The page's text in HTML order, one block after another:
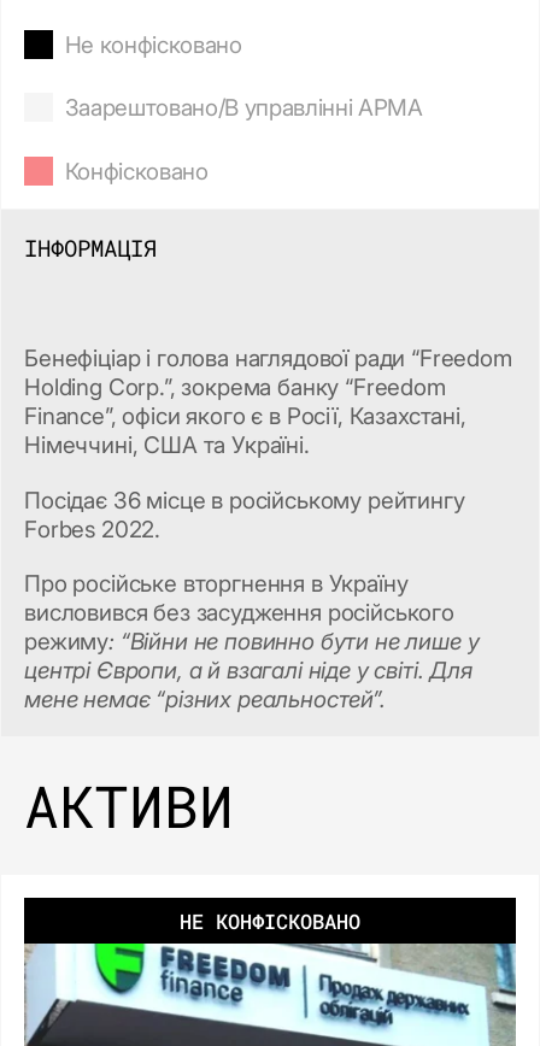
Не конфісковано
Заарештовано/В управлінні АРМА
Конфісковано
ІНФОРМАЦІЯ
Бенефіціар і голова наглядової ради “Freedom
Holding Corp.”, зокрема банку “Freedom
Finance”, офіси якого є в Росії, Казахстані,
Німеччині, США та Україні.
Посідає 36 місце в російському рейтингу
Forbes 2022.
Про російське вторгнення в Україну
висловився без засудження російського
режиму: “Війни не повинно бути не лише у
центрі Європи, а й взагалі ніде у світі. Для
мене немає “різних реальностей”.
АКТИВИ
НЕ КОНФІСКОВАНО